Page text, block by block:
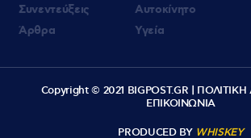
Συνεντεύξεις
Άρθρα
Αυτοκίνητο
Υγεία
Copyright © 2021 BIGPOST.GR |
ΕΠΙΚΟΙΝΩΝΙΑ
PRODUCED BY WHISKEY